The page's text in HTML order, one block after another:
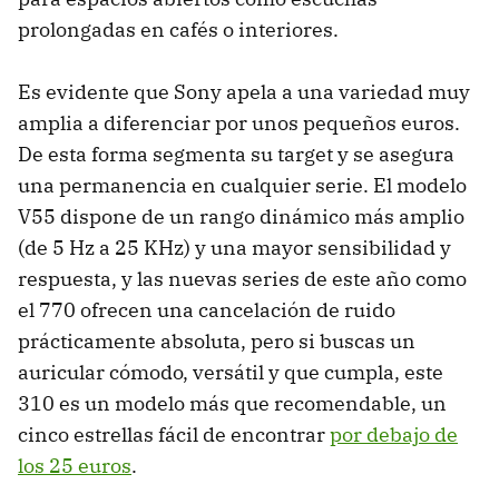
prolongadas en cafés o interiores.
Es evidente que Sony apela a una variedad muy
amplia a diferenciar por unos pequeños euros.
De esta forma segmenta su target y se asegura
una permanencia en cualquier serie. El modelo
V55 dispone de un rango dinámico más amplio
(de 5 Hz a 25 KHz) y una mayor sensibilidad y
respuesta, y las nuevas series de este año como
el 770 ofrecen una cancelación de ruido
prácticamente absoluta, pero si buscas un
auricular cómodo, versátil y que cumpla, este
310 es un modelo más que recomendable, un
cinco estrellas fácil de encontrarpor debajo de
los 25 euros.